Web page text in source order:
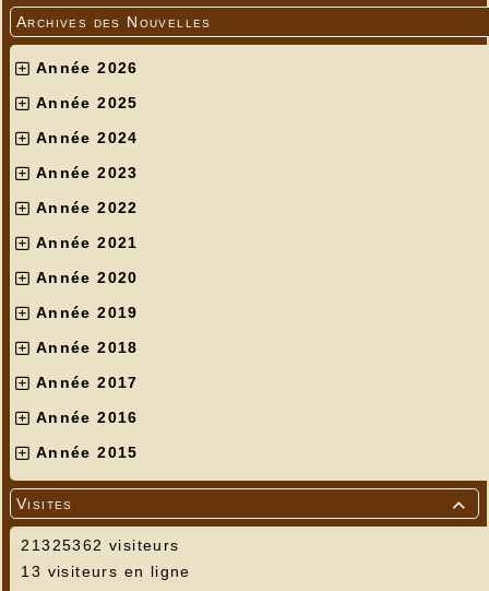
Archives des Nouvelles
Année 2026
Année 2025
Année 2024
Année 2023
Année 2022
Année 2021
Année 2020
Année 2019
Année 2018
Année 2017
Année 2016
Année 2015

Visites
21325362 visiteurs
13 visiteurs en ligne